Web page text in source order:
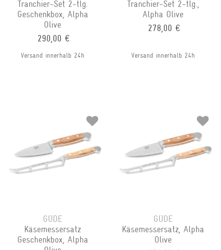
Tranchier-Set 2-tlg.
Geschenkbox, Alpha
Olive
290,00 €
Versand innerhalb 24h
Tranchier-Set 2-tlg.,
Alpha Olive
278,00 €
Versand innerhalb 24h
GÜDE
Käsemessersatz
Geschenkbox, Alpha
GÜDE
Käsemessersatz, Alpha
Olive